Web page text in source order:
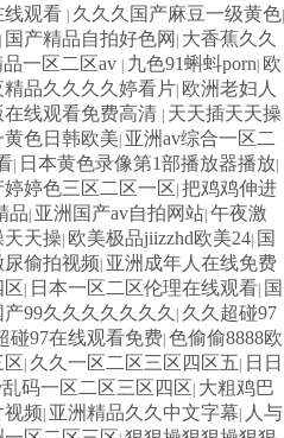
线观看 | 久久久国产麻豆一级黄色|
| 国产精品自拍好色网 | 大香蕉久久
一区二区av | 九色91蝌蚪porn| 欧
精品久久久久婷看片| 欧洲老妇人
线观看免费高清 | 天天插天天操
黄色日韩欧美| 亚洲av综合一区二
| 日本黄色录像第1部播放器播放|
婷婷色三区二区一区| 把鸡鸡伸进
品| 亚洲国产av自拍网站| 午夜激
天天操| 欧美极品jiizzhd欧美24| 国
偷拍视频| 亚洲成年人在线免费
区| 日本一区二区伦理在线观看| 国
99久久久久久久久 | 久久超碰97
碰97在线观看免费| 色偷偷8888欧
区| 久久一区二区三区四区五| 日日
乱码一区二区三区四区| 大粗鸡巴
视频| 亚洲精品久久中文字幕| 人与